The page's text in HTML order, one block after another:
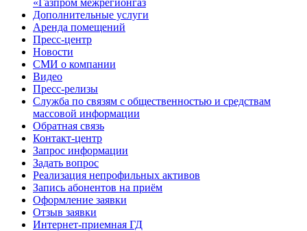
«Газпром межрегионгаз
Дополнительные услуги
Аренда помещений
Пресс-центр
Новости
СМИ о компании
Видео
Пресс-релизы
Служба по связям с общественностью и средствам
массовой информации
Обратная связь
Контакт-центр
Запрос информации
Задать вопрос
Реализация непрофильных активов
Запись абонентов на приём
Оформление заявки
Отзыв заявки
Интернет-приемная ГД